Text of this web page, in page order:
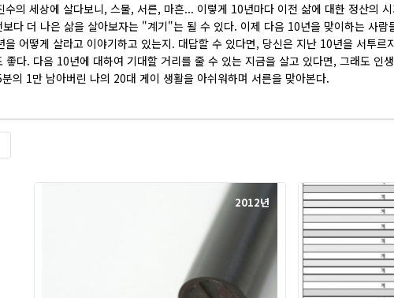
수의 세상에 살다보니, 스물, 서른, 마흔... 이렇게 10년마다 이전 삶에 대한 정산의
보다 더 나은 삶을 살아보자는 "계기"는 될 수 있다. 이제 다음 10년을 맞이하는 사
을 어떻게 살라고 이야기하고 있는지. 대답할 수 있다면, 당신은 지난 10년을 서투르
좋다. 다음 10년에 대하여 기대할 거리를 줄 수 있는 지금을 살고 있다면, 그래도 인
의 1만 남아버린 나의 20대 게이 생활을 아쉬워하며 서른을 맞아본다.
2012년